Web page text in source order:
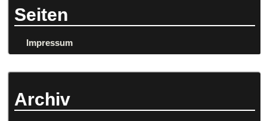
Seiten
Impressum
Archiv